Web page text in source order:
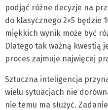
podjąć różne decyzje na
do klasycznego 2×5 będzie
miękkich wynik może być
Dlatego tak ważną kwestią
proces zajmuje najwięcej
Sztuczna inteligencja
wielu sytuacjach nie
nie temu ma służyć.